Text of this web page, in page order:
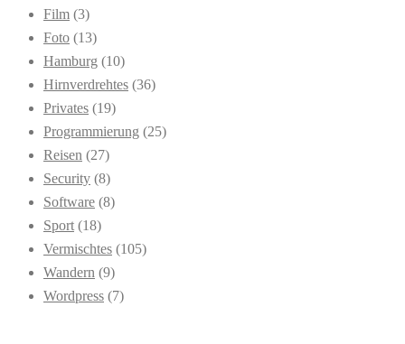
Film (3)
Foto (13)
Hamburg (10)
Hirnverdrehtes (36)
Privates (19)
Programmierung (25)
Reisen (27)
Security (8)
Software (8)
Sport (18)
Vermischtes (105)
Wandern (9)
Wordpress (7)